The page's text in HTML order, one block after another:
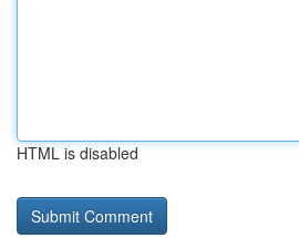
HTML is disabled